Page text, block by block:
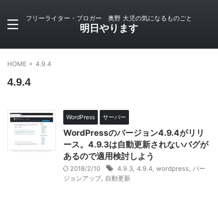
フリーライター・ブロガー 奥野 大児の気になるものごと
明日やります
HOME > 4.9.4
4.9.4
WordPress サーバー
WordPressのバージョン4.9.4がリリ
ース。4.9.3は自動更新されないバグが
あるので適用検討しよう
2018/2/10 4.9.3 4.9.4 wordpress
バー
ジョンアップ, 自動更新